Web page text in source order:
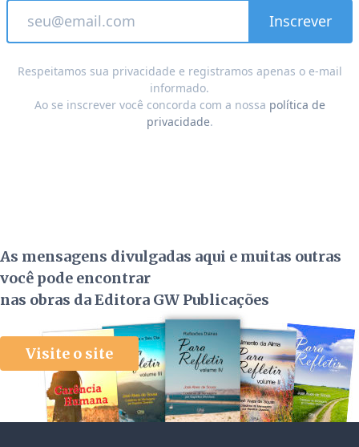
Respeitamos sua privacidade e registramos apenas o e-mail
informado.
Ao se inscrever você concorda com a nossa política de
privacidade.
As mensagens divulgadas aqui e muitas outras
você pode encontrar
nas obras da Editora GW Publicações
Visite o site